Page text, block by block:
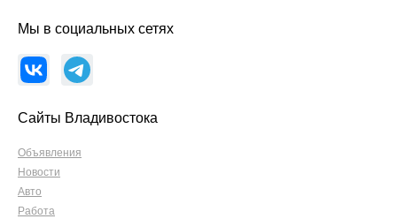
Мы в социальных сетях
Сайты Владивостока
Объявления
Новости
Авто
Работа